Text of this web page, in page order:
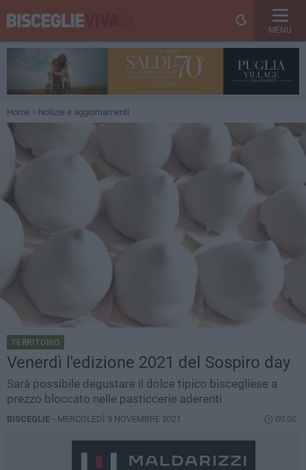
MENU
Home Notizie e aggiornamenti
TERRITORIO
Venerdì l'edizione 2021 del Sospiro day
Sarà possibile degustare il dolce tipico biscegliese a
prezzo bloccato nelle pasticcerie aderenti
BISCEGLIE - MERCOLEDÌ 3 NOVEMBRE 2021 00.00